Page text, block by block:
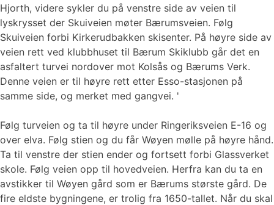
Hjorth, videre sykler du på venstre side av veien til
lyskrysset der Skuiveien møter Bærumsveien. Følg
Skuiveien forbi Kirkerudbakken skisenter. På høyre side av
veien rett ved klubbhuset til Bærum Skiklubb går det en
asfaltert turvei nordover mot Kolsås og Bærums Verk.
Denne veien er til høyre rett etter Esso-stasjonen på
samme side, og merket med gangvei. '
Følg turveien og ta til høyre under Ringeriksveien E-16 og
over elva. Følg stien og du får Wøyen mølle på høyre hånd.
Ta til venstre der stien ender og fortsett forbi Glassverket
skole. Følg veien opp til hovedveien. Herfra kan du ta en
avstikker til Wøyen gård som er Bærums største gård. De
fire eldste bygningene, er trolig fra 1650-tallet. Når du skal